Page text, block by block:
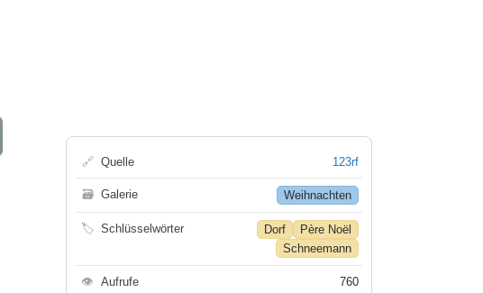
🔗 Quelle 123rf
🗃 Galerie Weihnachten
🏷 Schlüsselwörter Dorf
Père Noël
Schneemann
👁 Aufrufe 760